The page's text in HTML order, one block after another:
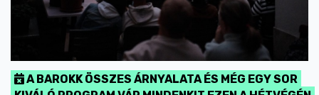
A BAROKK ÖSSZES ÁRNYALATA ÉS MÉG EGY SOR